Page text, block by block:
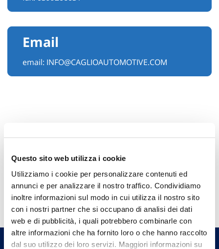
Questo sito web utilizza i cookie
Utilizziamo i cookie per personalizzare contenuti ed
annunci e per analizzare il nostro traffico. Condividiamo
inoltre informazioni sul modo in cui utilizza il nostro sito
con i nostri partner che si occupano di analisi dei dati
web e di pubblicità, i quali potrebbero combinarle con
altre informazioni che ha fornito loro o che hanno raccolto
dal suo utilizzo dei loro servizi. Maggiori informazioni su
Email
email: INFO@CAGLIOAUTOMOTIVE.COM
Hai bisogno di
informazioni?
Trova l'Agenzia più vicina a te e parla con
un nostro Agente.